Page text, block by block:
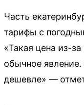
Часть
тарифы с
«Такая цена из-
обычное
дешевле» —